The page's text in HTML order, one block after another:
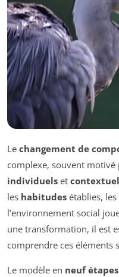
Le changement de
complexe, souvent
individuels et
les habitudes établies, les
l’environnement social
une transformation, il est
comprendre ces éléments
Le modèle en neuf étapes